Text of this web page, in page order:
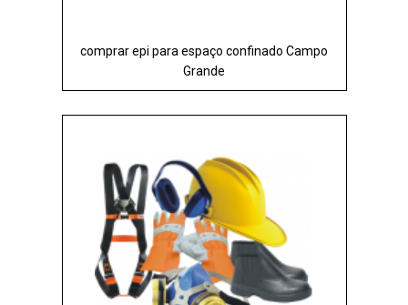
comprar epi para espaço confinado Campo
Grande